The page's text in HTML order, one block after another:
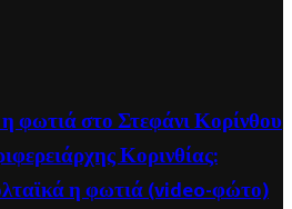
φωτιά στο Στεφάνι Κορίνθου
Κορινθίας:
η φωτιά (video-φώτο)